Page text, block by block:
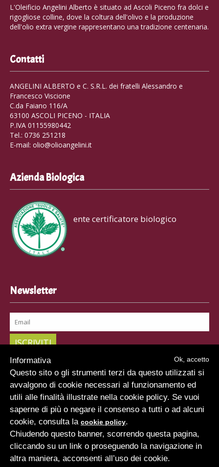
L'Oleificio Angelini Alberto è situato ad Ascoli Piceno fra dolci e
rigogliose colline, dove la coltura dell'olivo e la produzione
dell'olio extra vergine rappresentano una tradizione centenaria.
Contatti
ANGELINI ALBERTO e C. S.R.L. dei fratelli Alessandro e
Francesco Viscione
C.da Faiano 116/A
63100 ASCOLI PICENO - ITALIA
P.IVA 01155980442
Tel.: 0736 251218
E-mail: olio@olioangelini.it
Azienda Biologica
ente certificatore biologico
Newsletter
Home Chi siamo Storia Oleificio
Prodotti
Oli Monocultivar Oli Blend
Shop
News Gallery Contatti
Privacy Policy
Cookie Policy
© Oleificio Angelini. P. Iva 01155980442 - All Rights Reserved
Ok, accetto
Informativa
Questo sito o gli strumenti terzi da questo utilizzati si
avvalgono di cookie necessari al funzionamento ed
utili alle finalità illustrate nella cookie policy. Se vuoi
saperne di più o negare il consenso a tutti o ad alcuni
cookie, consulta la cookie policy.
Chiudendo questo banner, scorrendo questa pagina,
cliccando su un link o proseguendo la navigazione in
altra maniera, acconsenti all’uso dei cookie.